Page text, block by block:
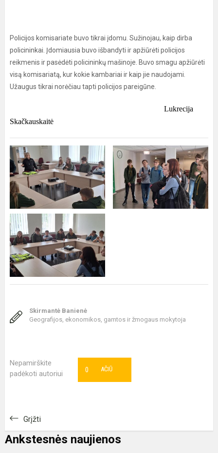
Policijos komisariate buvo tikrai įdomu. Sužinojau, kaip dirba
policininkai. Įdomiausia buvo išbandyti ir apžiūrėti policijos
reikmenis ir pasėdėti policininkų mašinoje. Buvo smagu apžiūrėti
visą komisariatą, kur kokie kambariai ir kaip jie naudojami.
Užaugus tikrai norėčiau tapti policijos pareigūne.
Lukrecija
Skačkauskaitė
Skirmantė Banienė
Geografijos, ekonomikos, gamtos ir žmogaus mokytoja
Nepamirškite
padėkoti autoriui
AČIŪ
0
Grįžti
Ankstesnės naujienos